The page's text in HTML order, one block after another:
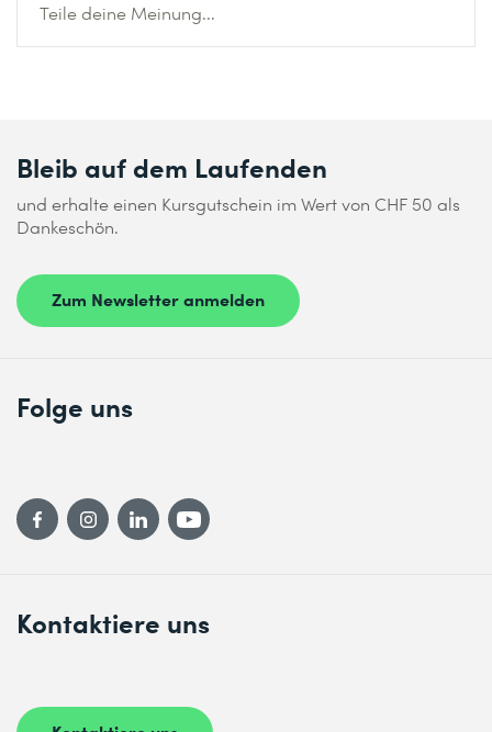
Teile deine Meinung...
Bleib auf dem Laufenden
und erhalte einen Kursgutschein im Wert von CHF 50 als
Dankeschön.
Zum Newsletter anmelden
Kontaktiere uns
Folge uns